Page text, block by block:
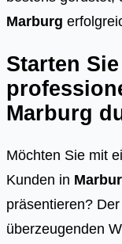
Marburg
Starten
Marburg
Möchten Sie mit
Kunden in
präsentieren?
überzeugenden